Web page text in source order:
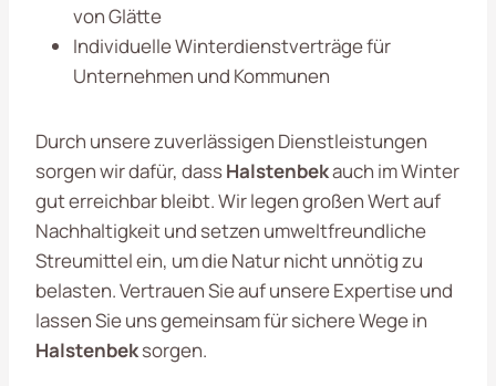
von Glätte
Individuelle Winterdienstverträge für
Unternehmen und Kommunen
Durch unsere zuverlässigen Dienstleistungen
sorgen wir dafür, dassHalstenbekauch im Winter
gut erreichbar bleibt. Wir legen großen Wert auf
Nachhaltigkeit und setzen umweltfreundliche
Streumittel ein, um die Natur nicht unnötig zu
belasten. Vertrauen Sie auf unsere Expertise und
lassen Sie uns gemeinsam für sichere Wege in
Halstenbeksorgen.